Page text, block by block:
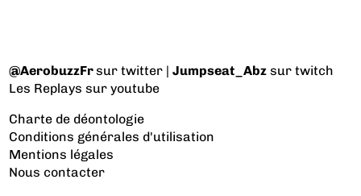
@AerobuzzFrsur twitter |Jumpseat_Abz sur twitch
Les Replays sur youtube
Charte de déontologie
Conditions générales d'utilisation
Mentions légales
Nous contacter